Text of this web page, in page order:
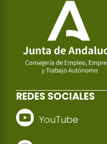
REDES SOCIALES
YouTube